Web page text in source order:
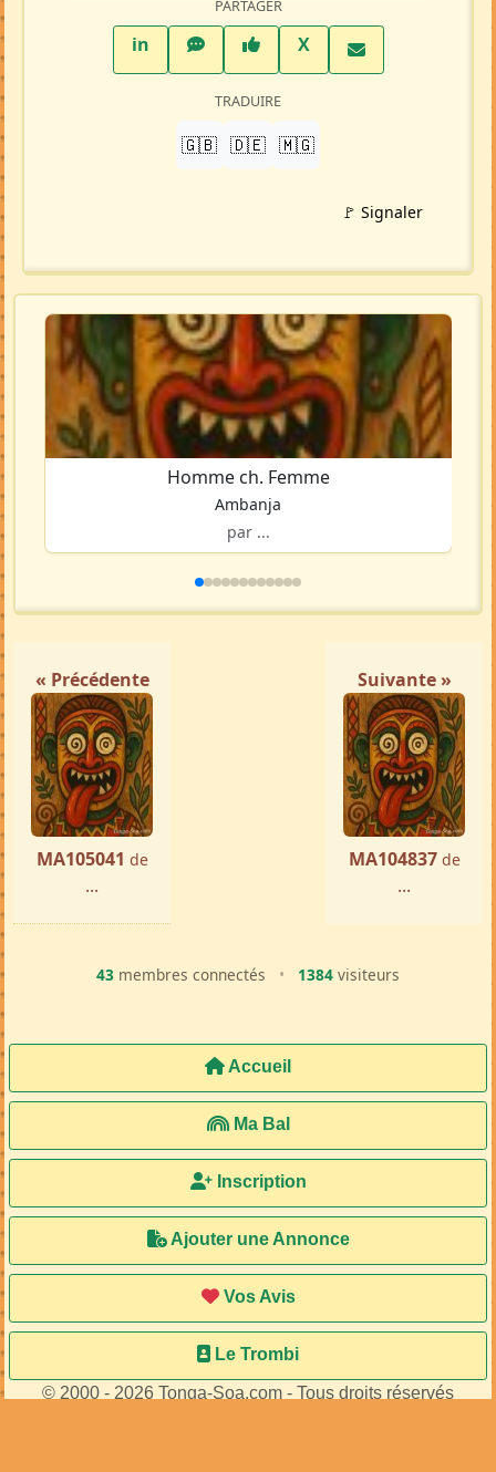
PARTAGER
inLinkedInWhatsAppFacebook
XTwitter X
TRADUIRE
🇬🇧 🇩🇪 🇲🇬
🚩 Signaler
Homme ch. Femme
Ambanja
par ...
« Précédente
MA105041 de
...
Suivante »
MA104837 de
...
43 membres connectés • 1384 visiteurs
Accueil
Ma Bal
Inscription
Ajouter une Annonce
Vos Avis
Le Trombi
© 2000 - 2026 Tonga-Soa.com - Tous droits réservés